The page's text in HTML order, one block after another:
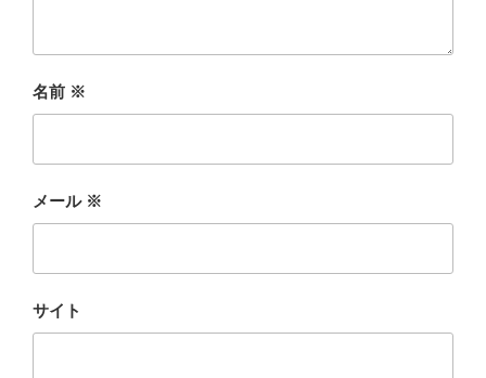
名前 ※
メール ※
サイト